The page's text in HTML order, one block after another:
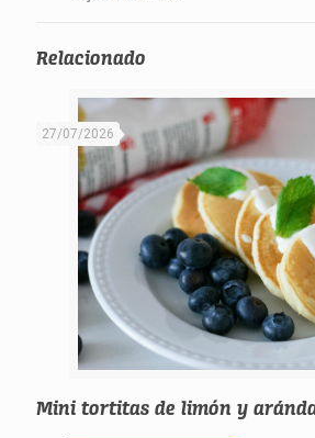
Relacionado
27/07/2026
Mini tortitas de limón y